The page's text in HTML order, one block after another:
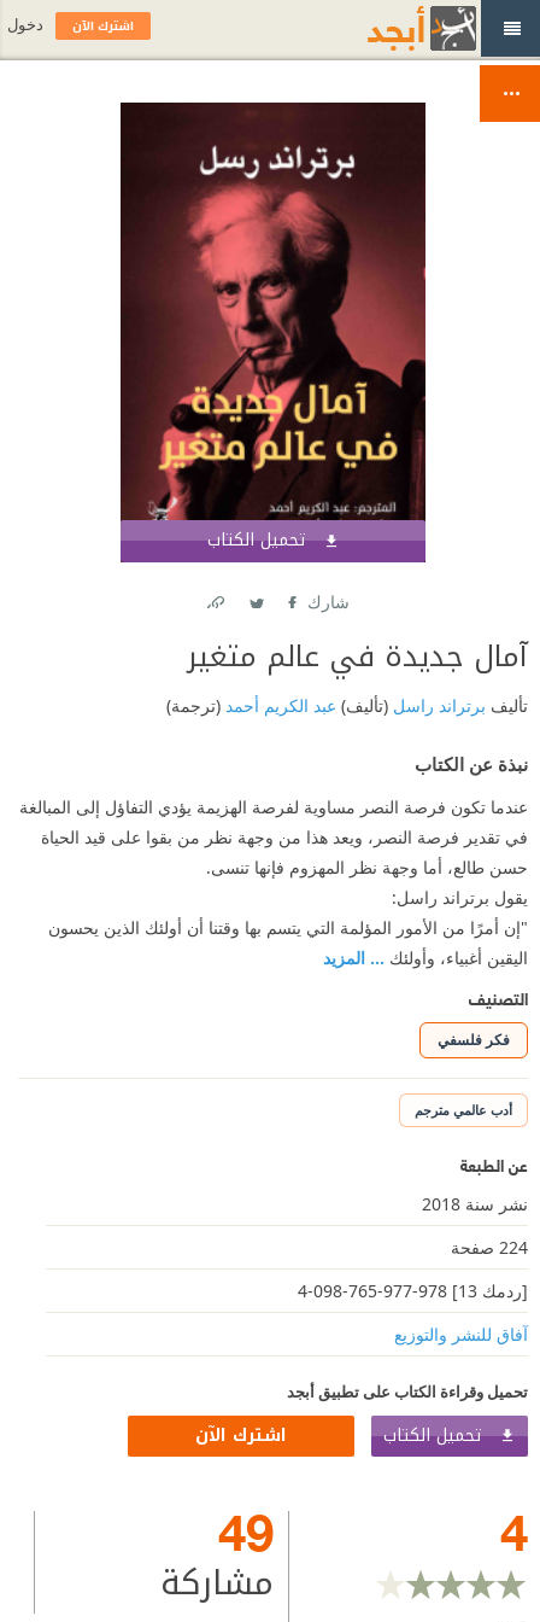
تحميل الكتاب
شارك
آمال جديدة في عالم متغير
تأليف برتراند راسل (تأليف) عبد الكريم أحمد (ترجمة)
نبذة عن الكتاب
عندما تكون فرصة النصر مساوية لفرصة الهزيمة يؤدي التفاؤل إلى المبالغة
في تقدير فرصة النصر، ويعد هذا من وجهة نظر من بقوا على قيد الحياة
حسن طالع، أما وجهة نظر المهزوم فإنها تنسى.
يقول برتراند راسل:
"إن أمرًا من الأمور المؤلمة التي يتسم بها وقتنا أن أولئك الذين يحسون
اليقين أغبياء، وأولئك ... المزيد
التصنيف
فكر فلسفي
أدب عالمي مترجم
عن الطبعة
نشر سنة 2018
224 صفحة
[ردمك 13] 978-977-765-098-4
آفاق للنشر والتوزيع
تحميل وقراءة الكتاب على تطبيق أبجد
تحميل الكتاب اشترك الآن
4
49
مشاركة
اشترك الآن دخول